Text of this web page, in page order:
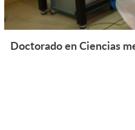
Doctorado en Ciencias